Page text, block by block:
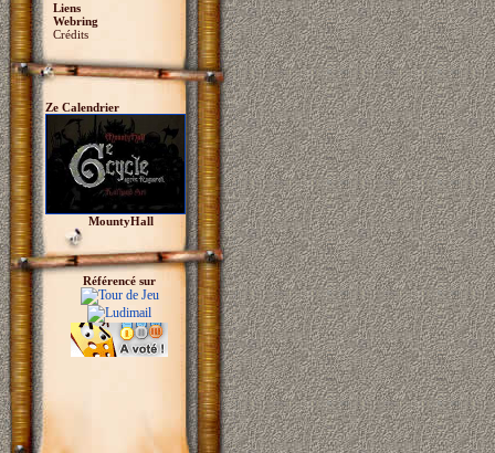
Liens
Webring
Crédits
Ze Calendrier
MountyHall
Référencé sur